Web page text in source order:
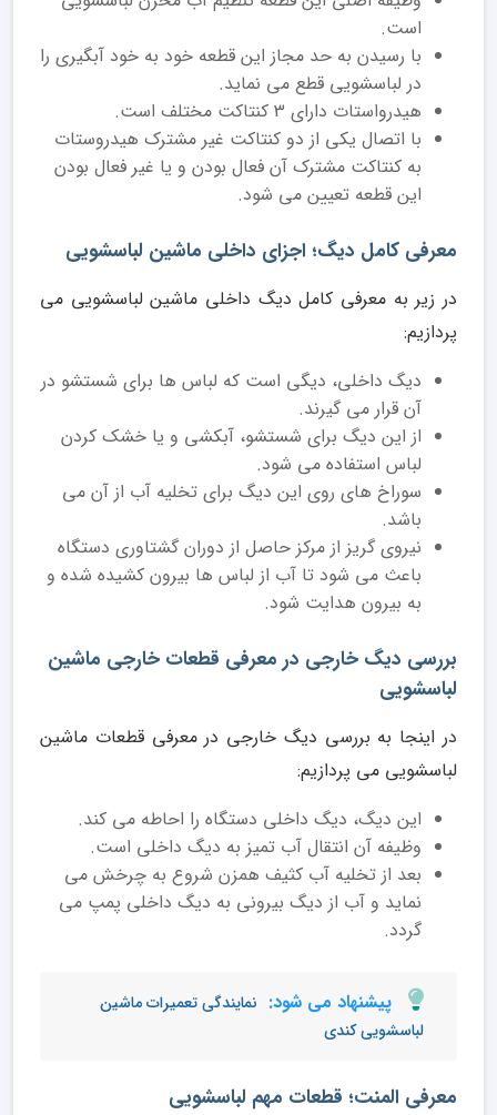
است.
با رسیدن به حد مجاز این قطعه خود به خود آبگیری را
در لباسشویی قطع می نماید.
هیدرواستات دارای 3 کنتاکت مختلف است.
با اتصال یکی از دو کنتاکت غیر مشترک هیدروستات
به کنتاکت مشترک آن فعال بودن و یا غیر فعال بودن
این قطعه تعیین می شود.
معرفی کامل دیگ؛ اجزای داخلی ماشین لباسشویی
در زیر به معرفی کامل دیگ داخلی ماشین لباسشویی می
پردازیم:
دیگ داخلی، دیگی است که لباس ها برای شستشو در
آن قرار می گیرند.
از این دیگ برای شستشو، آبکشی و یا خشک کردن
لباس استفاده می شود.
سوراخ های روی این دیگ برای تخلیه آب از آن می
باشد.
نیروی گریز از مرکز حاصل از دوران گشتاوری دستگاه
باعث می شود تا آب از لباس ها بیرون کشیده شده و
به بیرون هدایت شود.
بررسی دیگ خارجی در معرفی قطعات خارجی ماشین
لباسشویی
در اینجا به بررسی دیگ خارجی در معرفی قطعات ماشین
لباسشویی می پردازیم:
این دیگ، دیگ داخلی دستگاه را احاطه می کند.
وظیفه آن انتقال آب تمیز به دیگ داخلی است.
بعد از تخلیه آب کثیف همزن شروع به چرخش می
نماید و آب از دیگ بیرونی به دیگ داخلی پمپ می
گردد.
پیشنهاد می شود: نمایندگی تعمیرات ماشین
لباسشویی کندی
معرفی المنت؛ قطعات مهم لباسشویی